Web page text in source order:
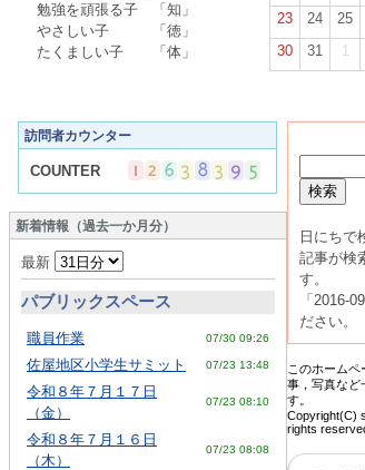
勉強を頑張る子 「知」
やさしい子 「徳」
たくましい子 「体」
23
24
25
30
31 1
訪問者カウンター
COUNTER
新着情報（過去一か月分）
最新
パブリックスペース
職員作業 07/30 09:26
佐屋地区小学生サミット 07/23 13:48
令和８年７月１７日
（金）
07/23 08:10
令和８年７月１６日
（木）
07/23 08:08
日にちで
記事が検
す。
「2016-
ださい。
このホーム
事，写真など
す。
Copyright(C)
rights